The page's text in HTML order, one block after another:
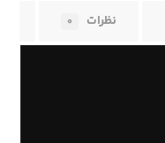
نظرات ۰